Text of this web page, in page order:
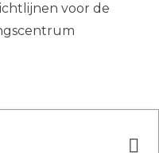
voor de